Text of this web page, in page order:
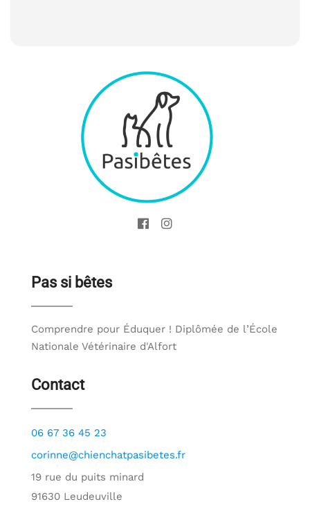
Pas si bêtes
Comprendre pour Éduquer ! Diplômée de l’École
Nationale Vétérinaire d'Alfort
Contact
06 67 36 45 23
corinne@chienchatpasibetes.fr
19 rue du puits minard
91630 Leudeuville